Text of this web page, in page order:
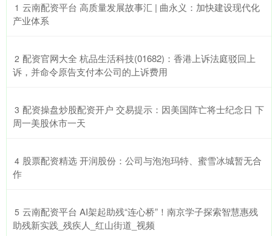
1 ​云南配资平台 高质量发展故事汇 | 曲永义：加快建设现代化
产业体系
2 ​配资官网大全 杭品生活科技(01682)：香港上诉法庭驳回上
诉，并命令原告支付本公司的上诉费用
3 ​配资操盘炒股配资开户 交易提示：因美国阵亡将士纪念日 下
周一美股休市一天
4 ​股票配资精选 开润股份：公司与泡泡玛特、蜜雪冰城暂无合
作
5 ​云南配资平台 AI架起助残“连心桥”！南京学子探索智慧惠残
助残新实践_残疾人_红山街道_视频